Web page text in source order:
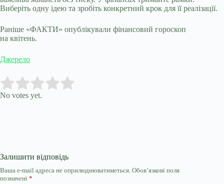
Виберіть одну ідею та зробіть конкретний крок для її реалізації.
Раніше «ФАКТИ» опублікували фінансовий гороскоп
на квітень.
Джерело
Rate this item:
No votes yet.
Залишити відповідь
Ваша e-mail адреса не оприлюднюватиметься. Обов’язкові поля
позначені *